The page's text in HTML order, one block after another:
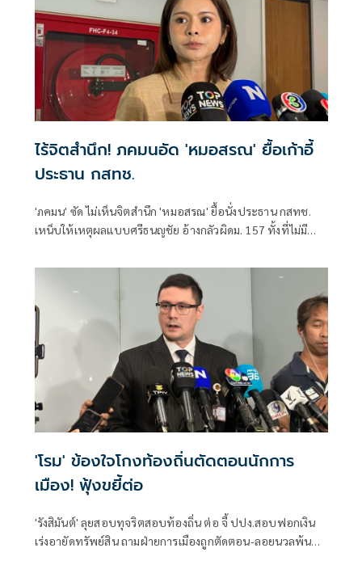
ไร้จิตสำนึก! ภคมนอัด 'หมอสรณ' ยื้อเก้าอี้
ประธาน กสทช.
'ภคมน' ซัด ไม่เห็นจิตสำนึก 'หมอสรณ' ยื้อนั่งประธาน กสทช.
เหน็บให้เหตุผลแบบศรีธนญชัย อ้างกลัวผิดม. 157 ทั้งที่ไม่มี
ตำแหน่งได้แล้ว
'โรม' ข้องใจโกงท้องถิ่นตัดตอนนักการ
เมือง! ฟุ้งขยี้ต่อ
'รังสิมันต์' ลุยสอบทุจริตสอบท้องถิ่น ต่อ จี้ ปปง.สอบฟอกเงิน
เร่งอายัดทรัพย์สิน ถามฝ่ายการเมืองถูกตัดตอน-ลอยนวลพ้นผิด